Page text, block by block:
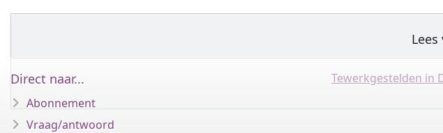
Tewerkgestelden in
Direct naar...
Abonnement
Vraag/antwoord